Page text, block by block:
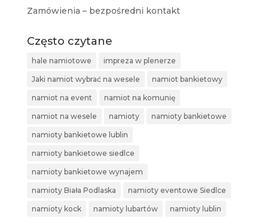
Zamówienia – bezpośredni kontakt
Często czytane
hale namiotowe impreza w plenerze
Jaki namiot wybrać na wesele namiot bankietowy
namiot na event namiot na komunię
namiot na wesele namioty namioty bankietowe
namioty bankietowe lublin
namioty bankietowe siedlce
namioty bankietowe wynajem
namioty Biała Podlaska namioty eventowe Siedlce
namioty kock namioty lubartów namioty lublin